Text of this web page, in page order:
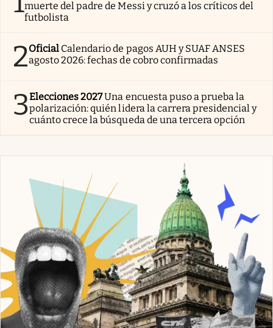
muerte del padre de Messi y cruzó a los críticos del
futbolista
2Oficial Calendario de pagos AUH y SUAF ANSES
agosto 2026: fechas de cobro confirmadas
3Elecciones 2027Una encuesta puso a prueba la
polarización: quién lidera la carrera presidencial y
cuánto crece la búsqueda de una tercera opción